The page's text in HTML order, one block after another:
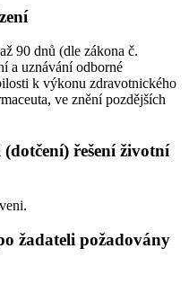
90 dnů (dle zákona č.
a uznávání odborné
k výkonu zdravotnického
ve znění pozdějších
řešení životní
žadateli požadovány